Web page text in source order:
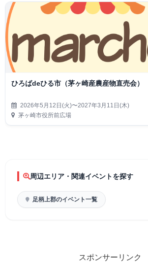
ひろばdeひる市（茅ヶ崎産農産物直売会）
2026年5月12日(火)〜2027年3月11日(木)
茅ヶ崎市役所前広場
周辺エリア・関連イベントを探す
足柄上郡のイベント一覧
スポンサーリンク